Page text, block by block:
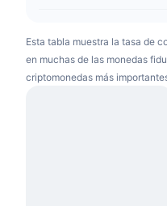
Esta tabla muestra la tasa de
en muchas de las monedas
criptomonedas más